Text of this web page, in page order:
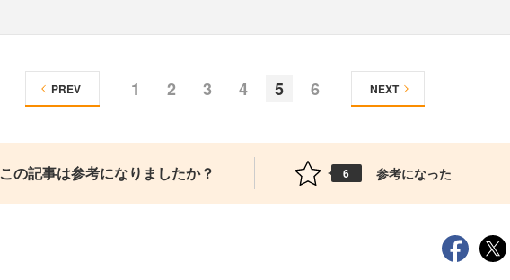
1 2 3 4 5 6
PREV NEXT
この記事は参考になりましたか？ 6 参考になった